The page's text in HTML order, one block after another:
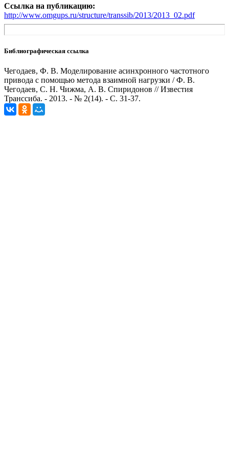
Ссылка на публикацию:
http://www.omgups.ru/structure/transsib/2013/2013_02.pdf
Библиографическая ссылка
Чегодаев, Ф. В. Моделирование асинхронного частотного
привода с помощью метода взаимной нагрузки / Ф. В.
Чегодаев, С. Н. Чижма, А. В. Спиридонов // Известия
Транссиба. - 2013. - № 2(14). - С. 31-37.